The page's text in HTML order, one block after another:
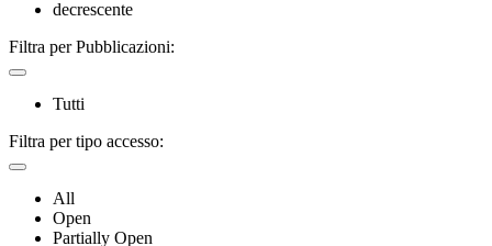
decrescente
Filtra per Pubblicazioni:
Tutti
Filtra per tipo accesso:
All
Open
Partially Open